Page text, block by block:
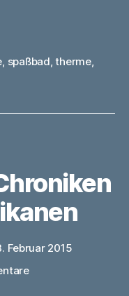
, spaßbad,therme,
Februar 2015
zu